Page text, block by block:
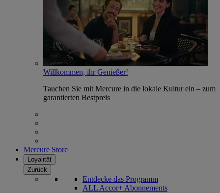
Willkommen, ihr Genießer!
Tauchen Sie mit Mercure in die lokale Kultur ein – zum
garantierten Bestpreis
Mercure Store
Loyalität
Zurück
Entdecke das Programm
ALL Accor+ Abonnements